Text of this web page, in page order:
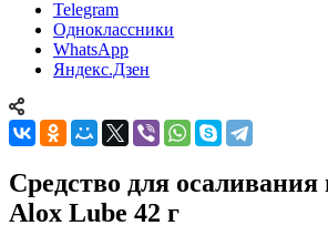
Telegram
Одноклассники
WhatsApp
Яндекс.Дзен
Средство для
Alox Lube 42 г